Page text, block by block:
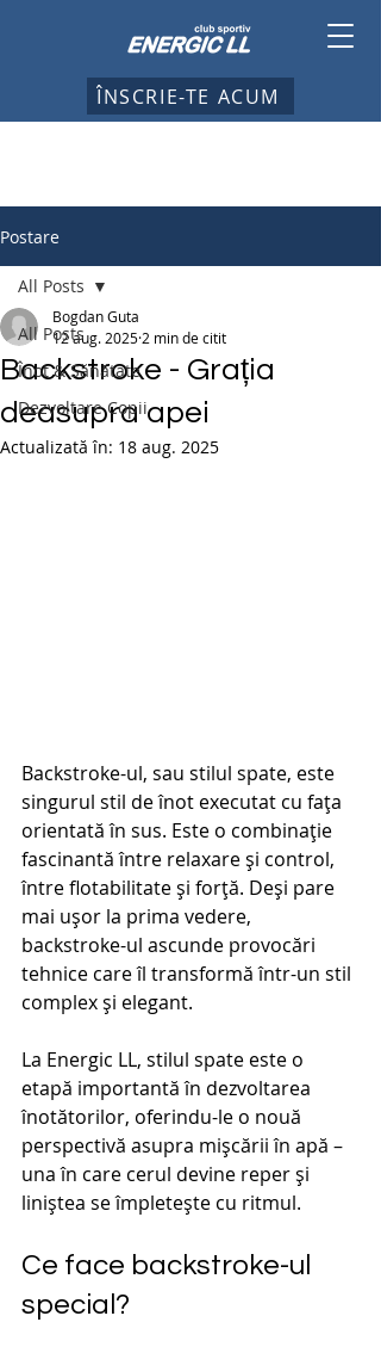
ÎNSCRIE-TE ACUM
Postare
All Posts
Înot & Sănătate
Dezvoltare Copii
All Posts
Backstroke - Grația
deasupra apei
Bogdan Guta
12 aug. 2025 2 min de citit
Actualizată în: 18 aug. 2025
Backstroke-ul, sau stilul spate, este
singurul stil de înot executat cu fața
orientată în sus. Este o combinație
fascinantă între relaxare și control,
între flotabilitate și forță. Deși pare
mai ușor la prima vedere,
backstroke-ul ascunde provocări
tehnice care îl transformă într-un stil
complex și elegant.
La Energic LL, stilul spate este o
etapă importantă în dezvoltarea
înotătorilor, oferindu-le o nouă
perspectivă asupra mișcării în apă –
una în care cerul devine reper și
liniștea se împletește cu ritmul.
Ce face backstroke-ul
special?